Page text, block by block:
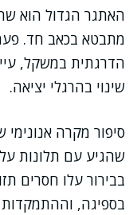
האתגר הגדול הוא
מתבטא בכאב חד.
הדרגתית במשקל,
שינוי בהרגלי יציאה.
סיפור מקרה
שהגיע עם תלונות
בבירור עלו חסרים
בספיגה,